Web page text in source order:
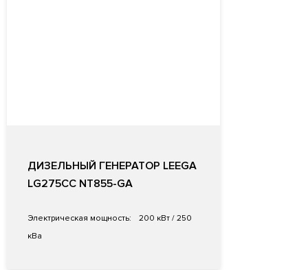
ДИЗЕЛЬНЫЙ ГЕНЕРАТОР LEEGA
LG275CC NT855-GA
Электрическая мощность:
200 кВт / 250
кВа